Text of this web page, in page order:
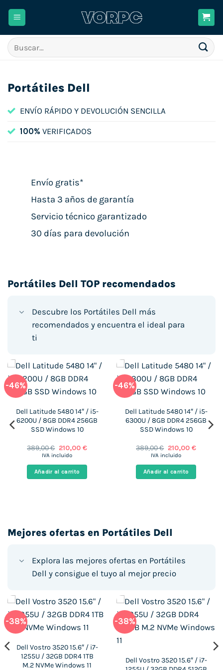
Buscar
por:
Portátiles Dell
ENVÍO RÁPIDO Y DEVOLUCIÓN SENCILLA
100% VERIFICADOS
Envío gratis*
Hasta 3 años de garantía
Servicio técnico garantizado
30 días para devolución
Portátiles Dell TOP recomendados
Descubre los Portátiles Dell más
recomendados y encuentra el ideal para
ti
-46%
Dell Latitude 5480 14″ / i5-
6200U / 8GB DDR4 256GB
SSD Windows 10
389,00€ El
precio
era:
389,00 €.
210,00 €El
es:
IVA incluido
Añadir al carrito
-46%
Dell Latitude 5480 14″ / i5-
6300U / 8GB DDR4 256GB
SSD Windows 10
389,00€ El
precio
era:
389,00 €.
210,00 €El
es:
IVA incluido
Añadir al carrito
Mejores ofertas en Portátiles Dell
Explora las mejores ofertas en Portátiles
Dell y consigue el tuyo al mejor precio
-38%
Dell Vostro 3520 15.6″ / i7-
1255U / 32GB DDR4 1TB
M.2 NVMe Windows 11
-38%
Dell Vostro 3520 15.6″ / i7-